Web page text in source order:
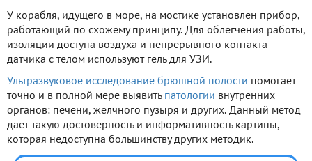
У корабля, идущего в море, на мостике установлен прибор,
работающий по схожему принципу. Для облегчения работы,
изоляции доступа воздуха и непрерывного контакта
датчика с телом используют гель для УЗИ.
Ультразвуковое исследование брюшной полости помогает
точно и в полной мере выявить патологии внутренних
органов: печени, желчного пузыря и других. Данный метод
даёт такую достоверность и информативность картины,
которая недоступна большинству других методик.